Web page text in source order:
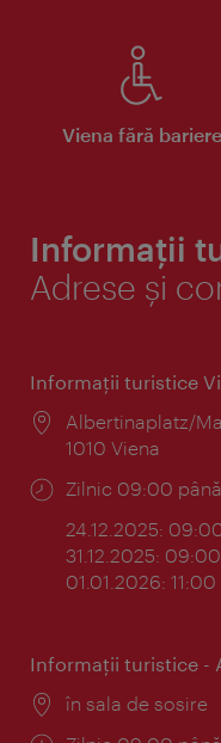
Viena fără bariere
Informații
Adrese și
Informaţii turistice
Locul:
Albertinaplatz/
1010 Viena
Program:
Zilnic 09:00
24.12.2025:
31.12.2025:
01.01.2026:
Informaţii turistice -
Locul:
în sala de sosire